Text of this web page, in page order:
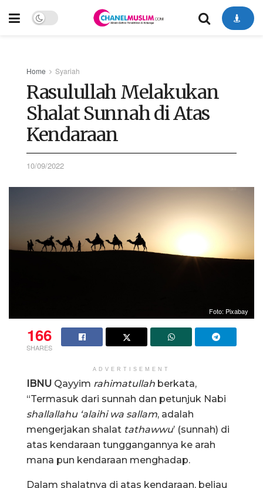
Home Syariah
Rasulullah Melakukan
Shalat Sunnah di Atas
Kendaraan
10/09/2022
Foto: Pixabay
166
SHARES
ADVERTISEMENT
IBNU Qayyim rahimatullah berkata,
“Termasuk dari sunnah dan petunjuk Nabi
shallallahu ‘alaihi wa sallam, adalah
mengerjakan shalat tathawwu’ (sunnah) di
atas kendaraan tunggangannya ke arah
mana pun kendaraan menghadap.
Dalam shalatnya di atas kendaraan, beliau